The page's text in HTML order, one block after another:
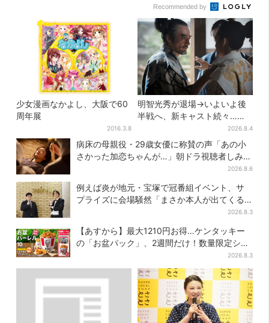
Recommended by
少女漫画なかよし、大阪で60
周年展
2016.3.8
明智光秀が退場→いよいよ後
半戦へ、新キャスト続々…
「豊臣兄弟！」振り返り＆第
30回あらすじ
2026.8.4
病床の母親役・29歳女優に称賛の声「あの小
さかった加恋ちゃんが…」朝ドラ視聴者しみじ
2026.8.6
例えば炎が地元・宝塚で冠番組イベント、サ
プライズに会場騒然「まさか本人が出てくる
2026.8.3
【あすから】最大1210円お得…ケンタッキー
の「お盆パック」、2週間だけ！数量限定シー
2026.8.3